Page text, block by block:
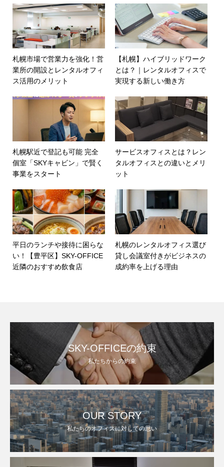
札幌市場で営業力を強化！営
業所の開設とレンタルオフィ
ス活用のメリット
【札幌】ハイブリッドワーク
とは？｜レンタルオフィスで
実現する新しい働き方
札幌駅近で登記も可能 完全
個室「SKYキャビン」で賢く
事業をスタート
サービスオフィスとは？レン
タルオフィスとの違いとメリ
ット
平日のランチや接待に困らな
い！【豊平区】SKY-OFFICE
近隣のおすすめ飲食店
札幌のレンタルオフィス選び
貸し会議室付きがビジネスの
成約率を上げる理由
SKY-OFFICEの約束
私たちからの約束
OUR STORY
私たちのオフィスに対しての思い